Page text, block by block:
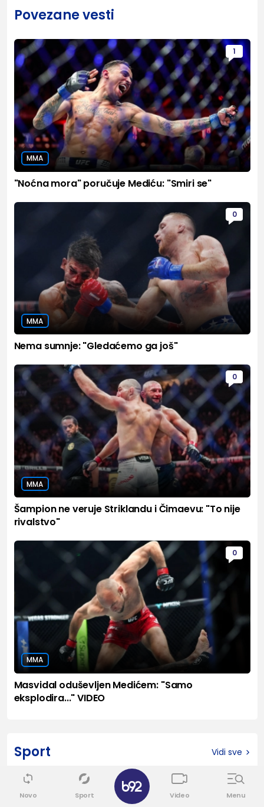
Povezane vesti
1
MMA
"Noćna mora" poručuje Mediću: "Smiri se"
0
MMA
Nema sumnje: "Gledaćemo ga još"
0
MMA
Šampion ne veruje Striklandu i Čimaevu: "To nije
rivalstvo"
0
MMA
Masvidal oduševljen Medićem: "Samo
eksplodira..." VIDEO
Sport Vidi sve
Novo Sport Video Menu
✕